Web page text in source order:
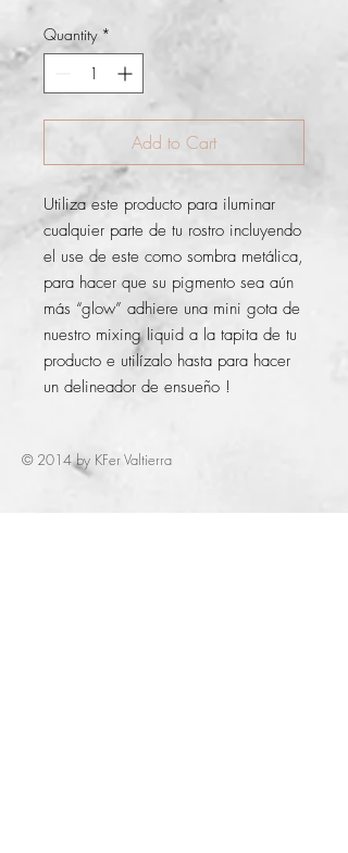
Quantity *
Add to Cart
Utiliza este producto para iluminar
cualquier parte de tu rostro incluyendo
el use de este como sombra metálica,
para hacer que su pigmento sea aún
más “glow” adhiere una mini gota de
nuestro mixing liquid a la tapita de tu
producto e utilízalo hasta para hacer
un delineador de ensueño !
© 2014 by KFer Valtierra